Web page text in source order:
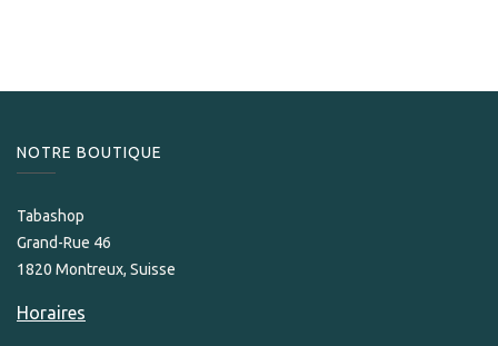
NOTRE BOUTIQUE
Tabashop
Grand-Rue 46
1820 Montreux, Suisse
Horaires